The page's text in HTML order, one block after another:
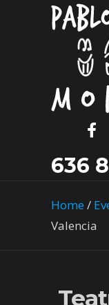
636
Home/
Valencia